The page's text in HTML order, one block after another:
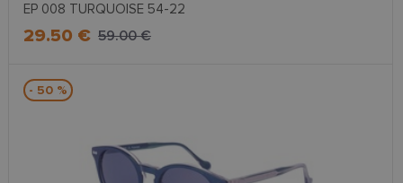
EP 008 TURQUOISE 54-22
29.50 € 59.00 €
- 50 %